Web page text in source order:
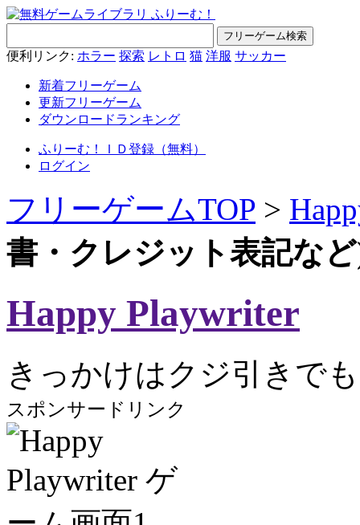
便利リンク: ホラー 探索 レトロ 猫 洋服 サッカー
新着フリーゲーム
更新フリーゲーム
ダウンロードランキング
ふりーむ！ＩＤ登録（無料）
ログイン
フリーゲームTOP >
書・クレジット表記な
Happy Playwriter
きっかけはクジ引きでも
スポンサードリンク